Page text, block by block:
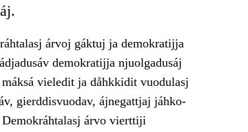
árvoj gáktuj ja demokratijja
demokratijja njuolgadusáj
vieledit ja dåhkkidit vuodulasj
gierddisvuodav, ájnegattjaj jáhko-
árvo vierttiji